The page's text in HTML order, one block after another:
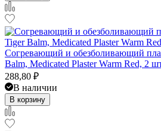
Согревающий и обезболивающий
Balm, Medicated Plaster Warm Red, 2
288,80 ₽
В наличии
В корзину